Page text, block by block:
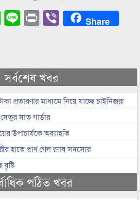
WhatsApp
LinePrintViberShare
সর্বশেষ খবর
প্রতারণার মাধ্যমে নিয়ে যাচ্ছে চাইনিজরা
সাত গার্ডার
উপাচার্যকে অব্যাহতি
হাতে প্রাণ গেল র‌্যাব সদস্যের
পঠিত খবর